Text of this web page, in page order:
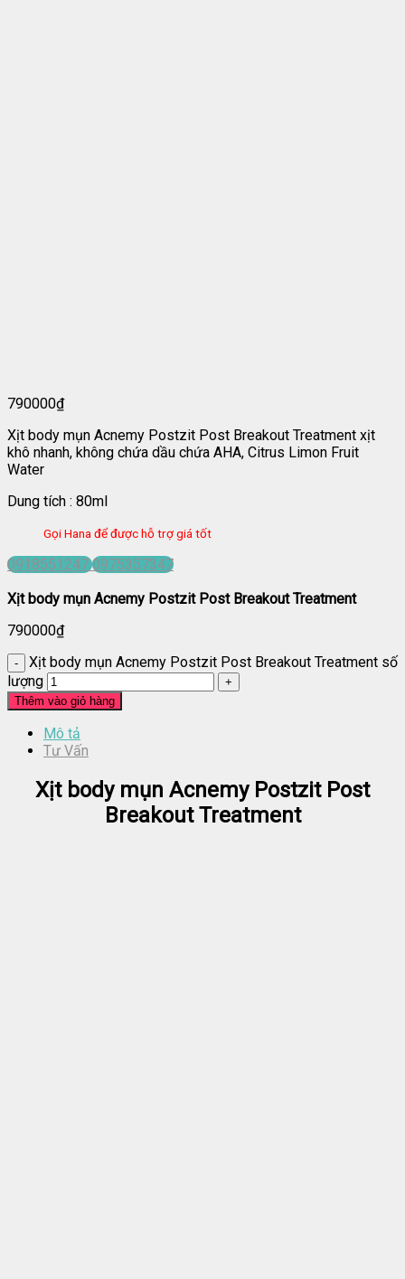
790000₫
Xịt body mụn Acnemy Postzit Post Breakout Treatment xịt
khô nhanh, không chứa dầu chứa AHA, Citrus Limon Fruit
Water
Dung tích : 80ml
Gọi Hana để được hỗ trợ giá tốt
0918551247 0975357347
Xịt body mụn Acnemy Postzit Post Breakout Treatment
790000₫
Xịt body mụn Acnemy Postzit Post Breakout Treatment số
lượng
Thêm vào giỏ hàng
Mô tả
Tư Vấn
Xịt body mụn Acnemy Postzit Post
Breakout Treatment